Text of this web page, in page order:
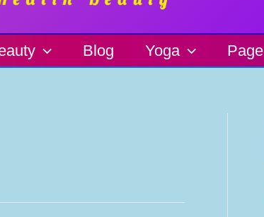
Blog Yoga Page